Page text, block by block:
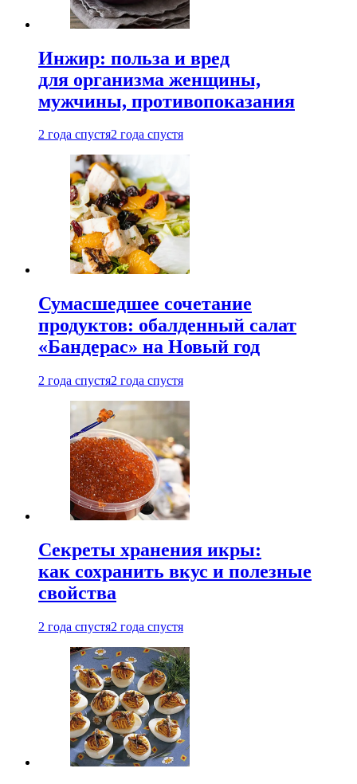
Инжир: польза и вред
для организма женщины,
мужчины, противопоказания
2 года спустя2 года спустя
Сумасшедшее сочетание
продуктов: обалденный салат
«Бандерас» на Новый год
2 года спустя2 года спустя
Секреты хранения икры:
как сохранить вкус и полезные
свойства
2 года спустя2 года спустя